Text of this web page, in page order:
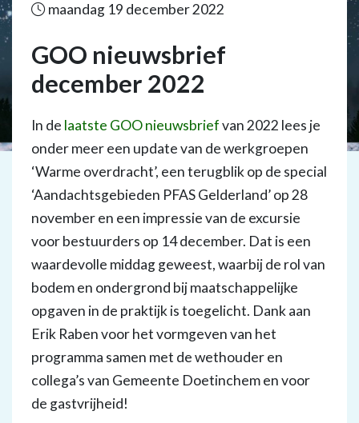
maandag 19 december 2022
GOO nieuwsbrief
december 2022
In de laatste GOO nieuwsbriefvan 2022 lees je
onder meer een update van de werkgroepen
‘Warme overdracht’, een terugblik op de special
‘Aandachtsgebieden PFAS Gelderland’ op 28
november en een impressie van de excursie
voor bestuurders op 14 december. Dat is een
waardevolle middag geweest, waarbij de rol van
bodem en ondergrond bij maatschappelijke
opgaven in de praktijk is toegelicht. Dank aan
Erik Raben voor het vormgeven van het
programma samen met de wethouder en
collega’s van Gemeente Doetinchem en voor
de gastvrijheid!